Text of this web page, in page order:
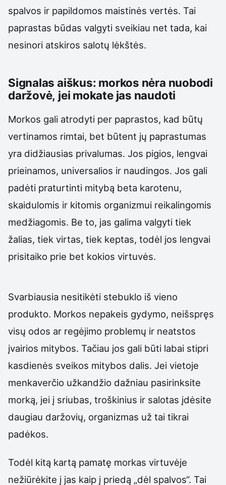
spalvos ir papildomos maistinės vertės. Tai
paprastas būdas valgyti sveikiau net tada, kai
nesinori atskiros salotų lėkštės.
Signalas aiškus: morkos nėra nuobodi
daržovė, jei mokate jas naudoti
Morkos gali atrodyti per paprastos, kad būtų
vertinamos rimtai, bet būtent jų paprastumas
yra didžiausias privalumas. Jos pigios, lengvai
prieinamos, universalios ir naudingos. Jos gali
padėti praturtinti mitybą beta karotenu,
skaidulomis ir kitomis organizmui reikalingomis
medžiagomis. Be to, jas galima valgyti tiek
žalias, tiek virtas, tiek keptas, todėl jos lengvai
prisitaiko prie bet kokios virtuvės.
Svarbiausia nesitikėti stebuklo iš vieno
produkto. Morkos nepakeis gydymo, neišspręs
visų odos ar regėjimo problemų ir neatstos
įvairios mitybos. Tačiau jos gali būti labai stipri
kasdienės sveikos mitybos dalis. Jei vietoje
menkaverčio užkandžio dažniau pasirinksite
morką, jei į sriubas, troškinius ir salotas įdėsite
daugiau daržovių, organizmas už tai tikrai
padėkos.
Todėl kitą kartą pamatę morkas virtuvėje
nežiūrėkite į jas kaip į priedą „dėl spalvos“. Tai